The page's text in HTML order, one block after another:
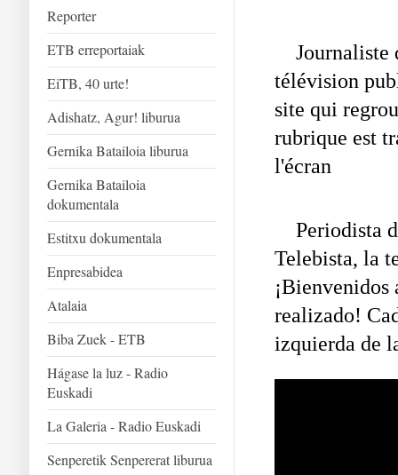
Reporter
ETB erreportaiak
EiTB, 40 urte!
Adishatz, Agur! liburua
Gernika Batailoia liburua
Gernika Batailoia
dokumentala
Estitxu dokumentala
Enpresabidea
Atalaia
Biba Zuek - ETB
Hágase la luz - Radio
Euskadi
La Galeria - Radio Euskadi
Senperetik Senpererat liburua
Journaliste
télévision
site qui
rubrique est
l'écran
Periodista
Telebista, la
¡Bienvenidos
realizado!
izquierda de